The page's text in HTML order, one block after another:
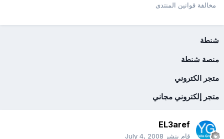
مخالفة قوانين المنتدى
شنطة
منصة شنطة
متجر الكتروني
متجر إلكتروني مجاني
EL3aref
قام بنشر July 4, 2008